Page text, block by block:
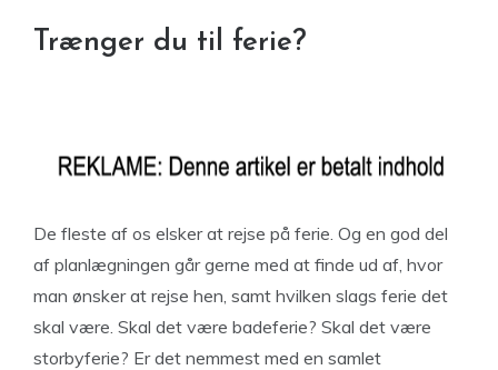
Trænger du til ferie?
De fleste af os elsker at rejse på ferie. Og en god del
af planlægningen går gerne med at finde ud af, hvor
man ønsker at rejse hen, samt hvilken slags ferie det
skal være. Skal det være badeferie? Skal det være
storbyferie? Er det nemmest med en samlet